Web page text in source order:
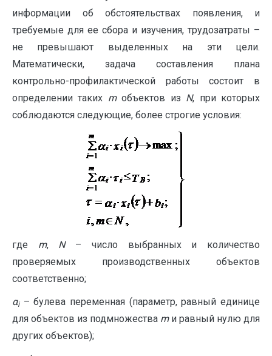
информации об обстоятельствах появления, и
требуемые для ее сбора и изучения, трудозатраты –
не превышают выделенных на эти цели.
Математически, задача составления плана
контрольно-профилактической работы состоит в
определении таких mобъектов из N, при которых
соблюдаются следующие, более строгие условия:
где m, N– число выбранных и количество
проверяемых производственных объектов
соответственно;
αi– булева переменная (параметр, равный единице
для объектов из подмножества mи равный нулю для
других объектов);